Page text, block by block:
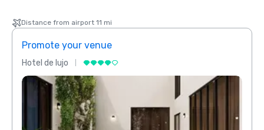
Distance from airport 11 mi
Promote your venue
Hotel de lujo